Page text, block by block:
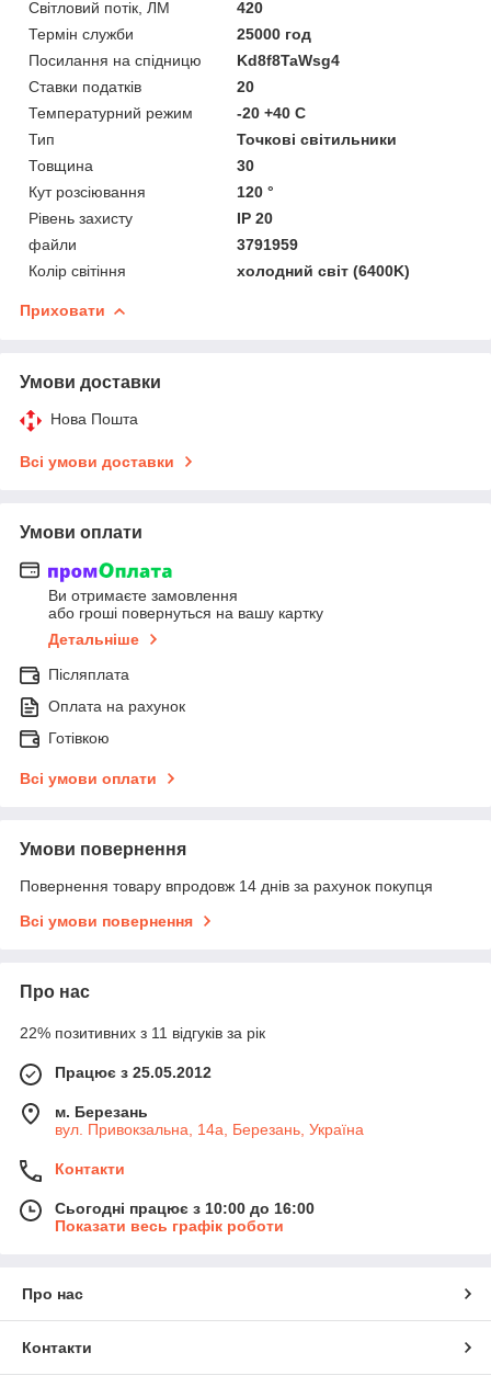
Світловий потік, ЛМ
420
Термін служби
25000 год
Посилання на спідницю
Kd8f8TaWsg4
Ставки податків
20
Температурний режим
-20 +40 C
Тип
Точкові світильники
Товщина
30
Кут розсіювання
120 °
Рівень захисту
IP 20
файли
3791959
Колір світіння
холодний світ (6400K)
Приховати
Умови доставки
Нова Пошта
Всі умови доставки
Умови оплати
Ви отримаєте замовлення
або гроші повернуться на вашу картку
Детальніше
Післяплата
Оплата на рахунок
Готівкою
Всі умови оплати
Умови повернення
Повернення товару впродовж 14 днів за рахунок покупця
Всі умови повернення
Про нас
22% позитивних з 11 відгуків за рік
Працює з 25.05.2012
м. Березань
вул. Привокзальна, 14а, Березань, Україна
Контакти
Сьогодні працює з 10:00 до 16:00
Показати весь графік роботи
Про нас
Контакти